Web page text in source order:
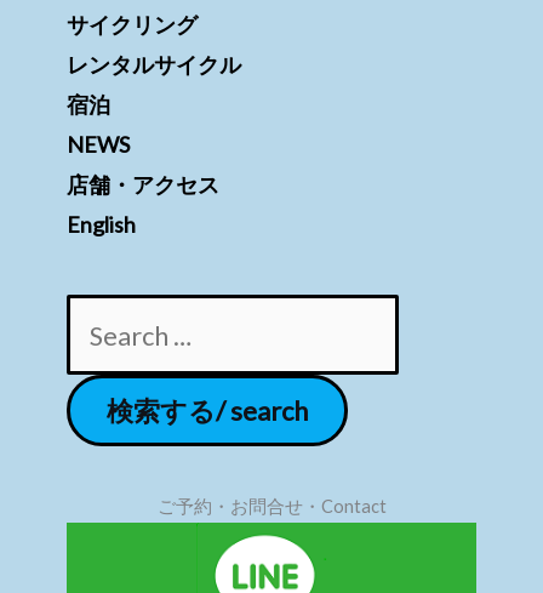
サイクリング
レンタルサイクル
宿泊
NEWS
店舗・アクセス
English
ご予約・お問合せ・Contact